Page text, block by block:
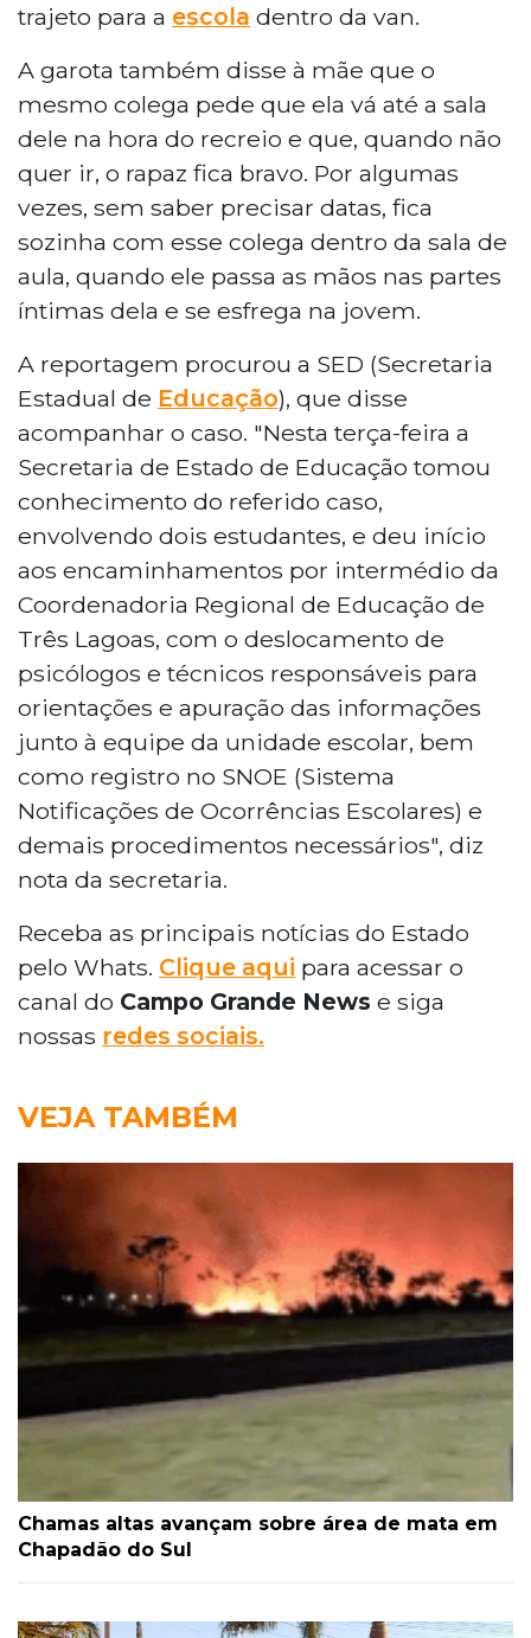
trajeto para a escola dentro da van.
A garota também disse à mãe que o
mesmo colega pede que ela vá até a sala
dele na hora do recreio e que, quando não
quer ir, o rapaz fica bravo. Por algumas
vezes, sem saber precisar datas, fica
sozinha com esse colega dentro da sala de
aula, quando ele passa as mãos nas partes
íntimas dela e se esfrega na jovem.
A reportagem procurou a SED (Secretaria
Estadual de Educação), que disse
acompanhar o caso. "Nesta terça-feira a
Secretaria de Estado de Educação tomou
conhecimento do referido caso,
envolvendo dois estudantes, e deu início
aos encaminhamentos por intermédio da
Coordenadoria Regional de Educação de
Três Lagoas, com o deslocamento de
psicólogos e técnicos responsáveis para
orientações e apuração das informações
junto à equipe da unidade escolar, bem
como registro no SNOE (Sistema
Notificações de Ocorrências Escolares) e
demais procedimentos necessários", diz
nota da secretaria.
Receba as principais notícias do Estado
pelo Whats. Clique aqui para acessar o
canal do Campo Grande News e siga
nossas redes sociais.
VEJA TAMBÉM
Chamas altas avançam sobre área de mata em
Chapadão do Sul